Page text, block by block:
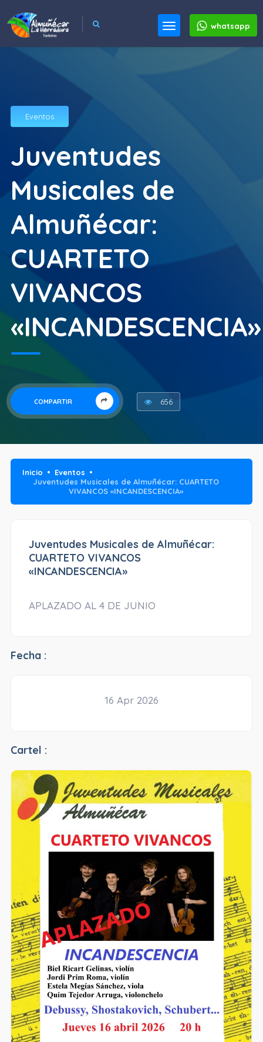
whatsapp
Eventos
Juventudes
Musicales de
Almuñécar:
CUARTETO
VIVANCOS
«INCANDESCENCIA»
COMPARTIR 656
Inicio
Eventos
Juventudes Musicales de Almuñécar: CUARTETO
VIVANCOS «INCANDESCENCIA»
Juventudes Musicales de Almuñécar:
CUARTETO VIVANCOS
«INCANDESCENCIA»
APLAZADO AL 4 DE JUNIO
Fecha :
16 Apr 2026
Cartel :